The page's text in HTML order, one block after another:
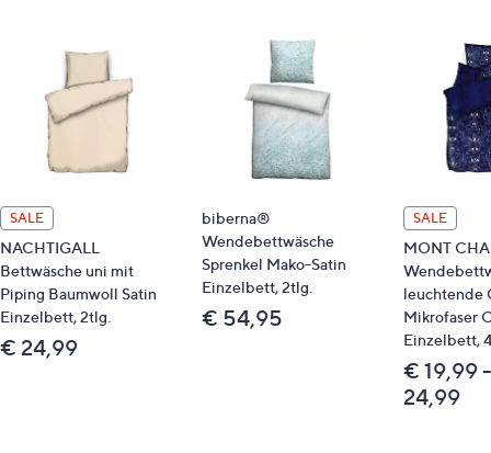
Identifikationsnummer
GTIN: 4053855529987
Bitte beachten
Dieser Artikel ist nicht an einen Paketshop, eine
Packstation oder ins Ausland lieferbar.
Qualitätshinweise
STANDARD 100 by OEKO-TEX®
SALE
NACHTIGALL
Bettwäsche uni mit
Piping Baumwoll Satin
Einzelbett, 2tlg.
€ 24,99
biberna®
Wendebettwäsche
Sprenkel Mako-Satin
Einzelbett, 2tlg.
€ 54,95
SALE
MONT
leuchtende
Mikrofaser
Einzelbett,
€ 19,99
24,99